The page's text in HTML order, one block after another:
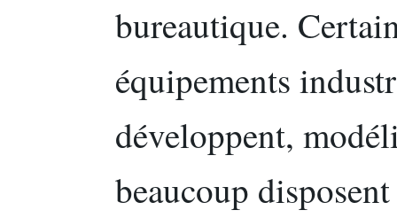
bureautique.
équipements
développent,
beaucoup